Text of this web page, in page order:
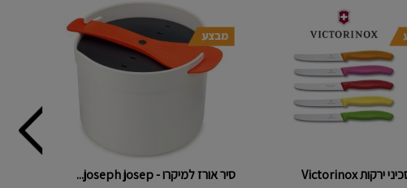
סיר אורז למיקרו - joseph josep...